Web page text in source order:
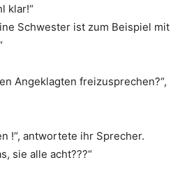
klar!“
Schwester ist zum Beispiel mit
Angeklagten freizusprechen?“,
!“, antwortete ihr Sprecher.
sie alle acht???“